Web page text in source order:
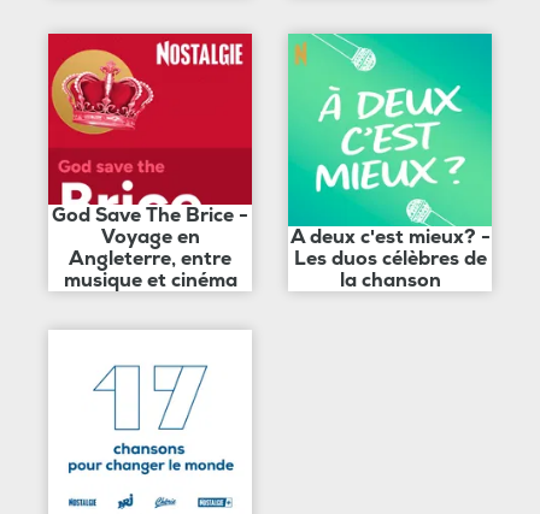
God Save The Brice -
Voyage en
Angleterre, entre
musique et cinéma
A deux c'est mieux? -
Les duos célèbres de
la chanson